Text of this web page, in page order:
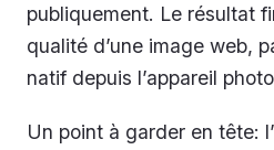
publiquement. Le résultat
qualité d’une image web,
natif depuis l’appareil
Un point à garder en tête: